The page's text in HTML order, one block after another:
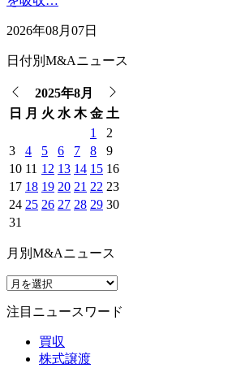
2026年08月07日
日付別M&Aニュース
2025年8月
日
月 火 水 木 金 土
1
2
3
4 5 6 7 8
9
10 11 12 13 14 15 16
17 18 19 20 21 22 23
24 25 26 27 28 29 30
31
月別M&Aニュース
注目ニュースワード
買収
株式譲渡